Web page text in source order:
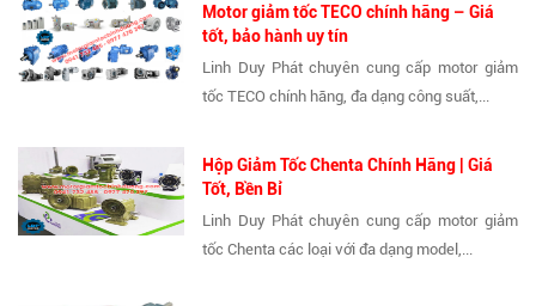
Motor giảm tốc TECO chính hãng – Giá
tốt, bảo hành uy tín
Linh Duy Phát chuyên cung cấp motor giảm
tốc TECO chính hãng, đa dạng công suất,...
Hộp Giảm Tốc Chenta Chính Hãng | Giá
Tốt, Bền Bỉ
Linh Duy Phát chuyên cung cấp motor giảm
tốc Chenta các loại với đa dạng model,...